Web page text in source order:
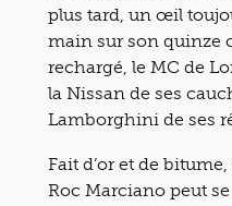
plus tard, un œil
main sur son quinze
rechargé, le MC de
la Nissan de ses
Lamborghini de ses
Fait d’or et de
Roc Marciano peut